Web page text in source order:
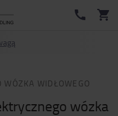
WIDŁOWEGO
wózka